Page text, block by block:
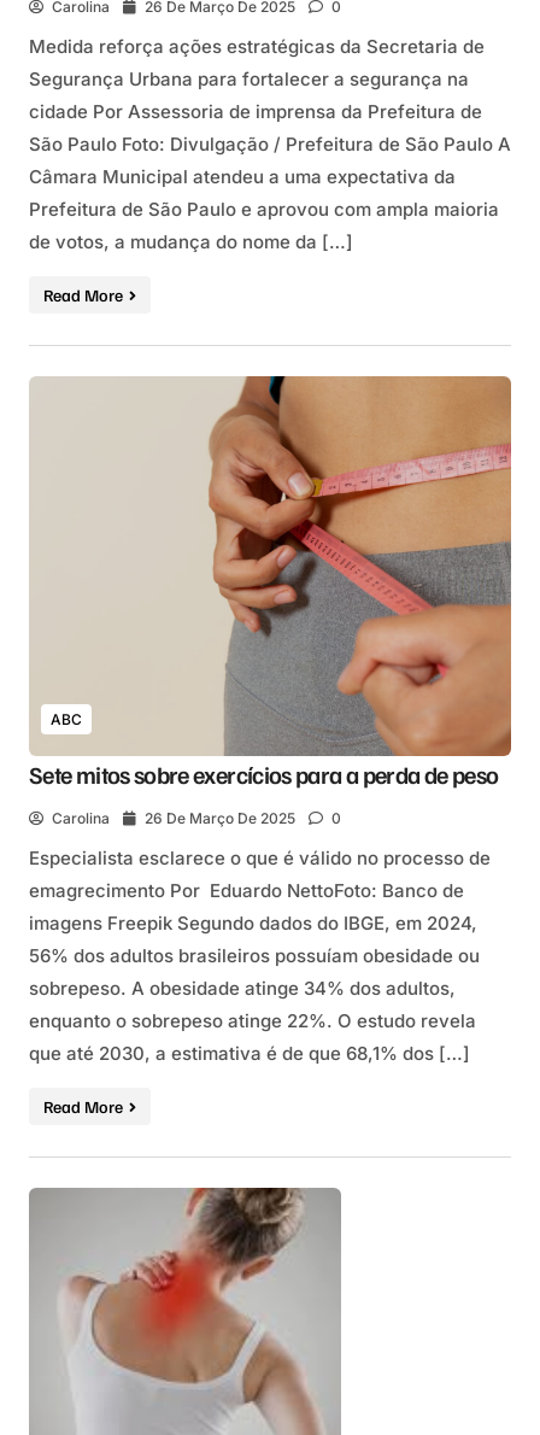
Carolina 26 De Março De 2025 0
Medida reforça ações estratégicas da Secretaria de
Segurança Urbana para fortalecer a segurança na
cidade Por Assessoria de imprensa da Prefeitura de
São Paulo Foto: Divulgação / Prefeitura de São Paulo A
Câmara Municipal atendeu a uma expectativa da
Prefeitura de São Paulo e aprovou com ampla maioria
de votos, a mudança do nome da […]
Read More
ABC
Sete mitos sobre exercícios para a perda de peso
Carolina 26 De Março De 2025 0
Especialista esclarece o que é válido no processo de
emagrecimento Por Eduardo NettoFoto: Banco de
imagens Freepik Segundo dados do IBGE, em 2024,
56% dos adultos brasileiros possuíam obesidade ou
sobrepeso. A obesidade atinge 34% dos adultos,
enquanto o sobrepeso atinge 22%. O estudo revela
que até 2030, a estimativa é de que 68,1% dos […]
Read More